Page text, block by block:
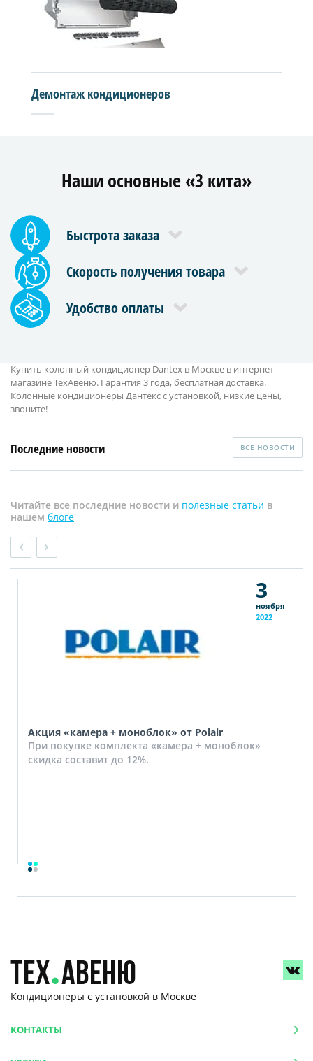
Демонтаж кондиционеров
Наши основные «3 кита»
Быстрота заказа
Скорость получения товара
Удобство оплаты
Купить колонный кондиционер Dantex в Москве в интернет-
магазине ТехАвеню. Гарантия 3 года, бесплатная доставка.
Колонные кондиционеры Дантекс с установкой, низкие цены,
звоните!
Последние новости ВСЕ НОВОСТИ
Читайте все последние новости и полезные статьи в
нашем блоге
3
ноября
2022
Акция «камера + моноблок» от Polair
При покупке комплекта «камера + моноблок»
скидка составит до 12%.
Кондиционеры с установкой в Москве
КОНТАКТЫ